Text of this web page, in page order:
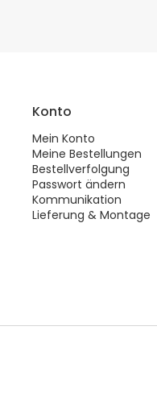
Konto
Mein Konto
Meine Bestellungen
Bestellverfolgung
Passwort ändern
Kommunikation
Lieferung & Montage